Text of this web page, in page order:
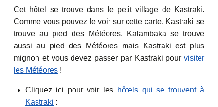
Cet hôtel se trouve dans le petit village de Kastraki.
Comme vous pouvez le voir sur cette carte, Kastraki se
trouve au pied des Météores. Kalambaka se trouve
aussi au pied des Météores mais Kastraki est plus
mignon et vous devez passer par Kastraki pour visiter
les Météores !
Cliquez ici pour voir les hôtels qui se trouvent à
Kastraki :